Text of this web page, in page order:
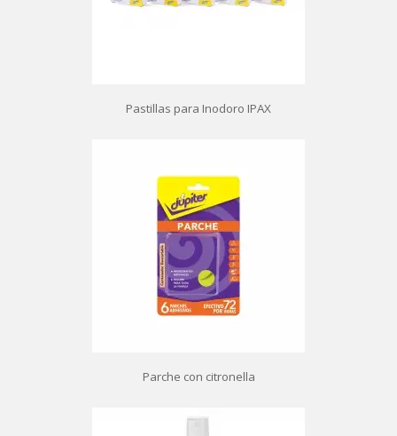
Pastillas para Inodoro IPAX
Parche con citronella